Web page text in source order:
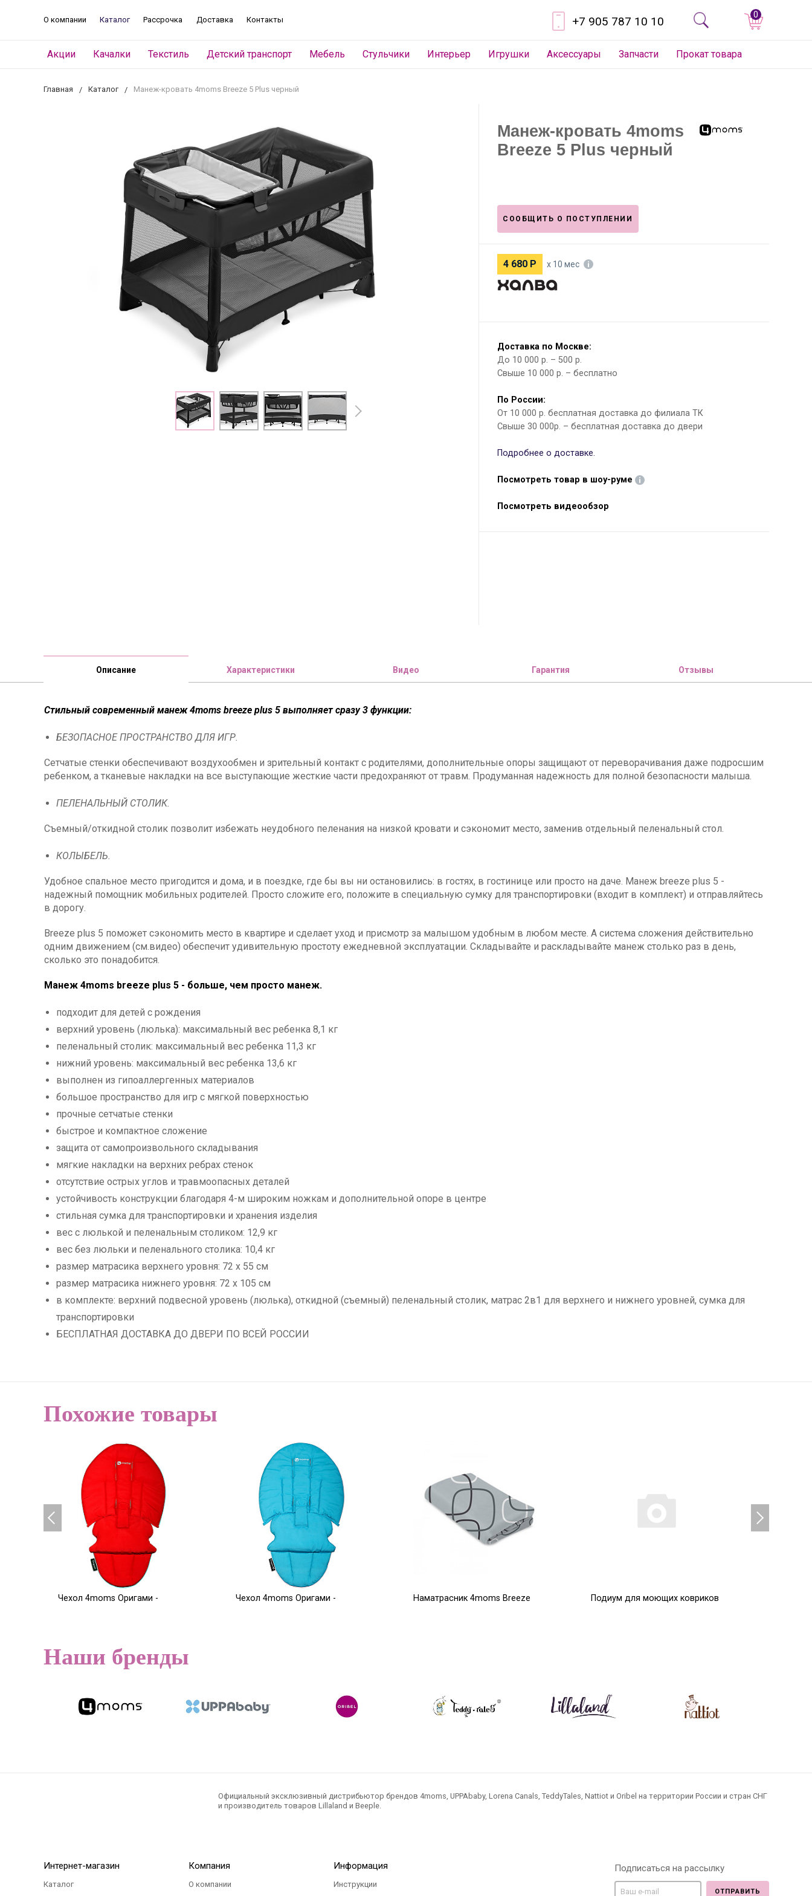
О компании Каталог Рассрочка Доставка Контакты +7 905 787 10 10 0
Акции Качалки Текстиль Детский транспорт Мебель Стульчики Интерьер Игрушки Аксессуары Запчасти Прокат товара
Главная Каталог Манеж-кровать 4moms Breeze 5 Plus черный
Манеж-кровать 4moms
Breeze 5 Plus черный
СООБЩИТЬ О ПОСТУПЛЕНИИ
4 680 Р х 10 мес
Доставка по Москве:
До 10 000 р. – 500 р.
Свыше 10 000 р. – бесплатно
По России:
От 10 000 р. бесплатная доставка до филиала ТК
Свыше 30 000р. – бесплатная доставка до двери
Подробнее о доставке.
Посмотреть товар в шоу-руме
Посмотреть видеообзор
Описание Характеристики Видео Гарантия Отзывы
Стильный современный манеж 4moms breeze plus 5 выполняет сразу 3 функции:
БЕЗОПАСНОЕ ПРОСТРАНСТВО ДЛЯ ИГР.
Сетчатые стенки обеспечивают воздухообмен и зрительный контакт с родителями, дополнительные опоры защищают от переворачивания даже подросшим
ребенком, а тканевые накладки на все выступающие жесткие части предохраняют от травм. Продуманная надежность для полной безопасности малыша.
ПЕЛЕНАЛЬНЫЙ СТОЛИК.
Съемный/откидной столик позволит избежать неудобного пеленания на низкой кровати и сэкономит место, заменив отдельный пеленальный стол.
КОЛЫБЕЛЬ.
Удобное спальное место пригодится и дома, и в поездке, где бы вы ни остановились: в гостях, в гостинице или просто на даче. Манеж breeze plus 5 -
надежный помощник мобильных родителей. Просто сложите его, положите в специальную сумку для транспортировки (входит в комплект) и отправляйтесь
в дорогу.
Breeze plus 5 поможет сэкономить место в квартире и сделает уход и присмотр за малышом удобным в любом месте. А система сложения действительно
одним движением (см.видео) обеспечит удивительную простоту ежедневной эксплуатации. Складывайте и раскладывайте манеж столько раз в день,
сколько это понадобится.
Манеж 4moms breeze plus 5 - больше, чем просто манеж.
подходит для детей с рождения
верхний уровень (люлька): максимальный вес ребенка 8,1 кг
пеленальный столик: максимальный вес ребенка 11,3 кг
нижний уровень: максимальный вес ребенка 13,6 кг
выполнен из гипоаллергенных материалов
большое пространство для игр с мягкой поверхностью
прочные сетчатые стенки
быстрое и компактное сложение
защита от самопроизвольного складывания
мягкие накладки на верхних ребрах стенок
отсутствие острых углов и травмоопасных деталей
устойчивость конструкции благодаря 4-м широким ножкам и дополнительной опоре в центре
стильная сумка для транспортировки и хранения изделия
вес с люлькой и пеленальным столиком: 12,9 кг
вес без люльки и пеленального столика: 10,4 кг
размер матрасика верхнего уровня: 72 х 55 см
размер матрасика нижнего уровня: 72 х 105 см
в комплекте: верхний подвесной уровень (люлька), откидной (съемный) пеленальный столик, матрас 2в1 для верхнего и нижнего уровней, сумка для
транспортировки
БЕСПЛАТНАЯ ДОСТАВКА ДО ДВЕРИ ПО ВСЕЙ РОССИИ
Похожие товары
Чехол 4moms Оригами -
Чехол 4moms Оригами -
Наматрасник 4moms Breeze
Подиум для моющих ковриков
Наши бренды
Официальный эксклюзивный дистрибьютор брендов 4moms, UPPAbaby, Lorena Canals, TeddyTales, Nattiot и Oribel на территории России и стран СНГ
и производитель товаров Lillaland и Beeple.
Интернет-магазин
Каталог
Компания
О компании
Информация
Инструкции
Подписаться на рассылку
ОТПРАВИТЬ